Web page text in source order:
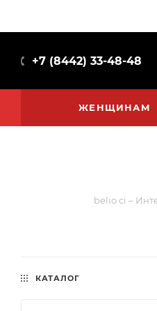
+7 (8442) 33-48-48
ЖЕНЩИНАМ
belio ci –
КАТАЛОГ